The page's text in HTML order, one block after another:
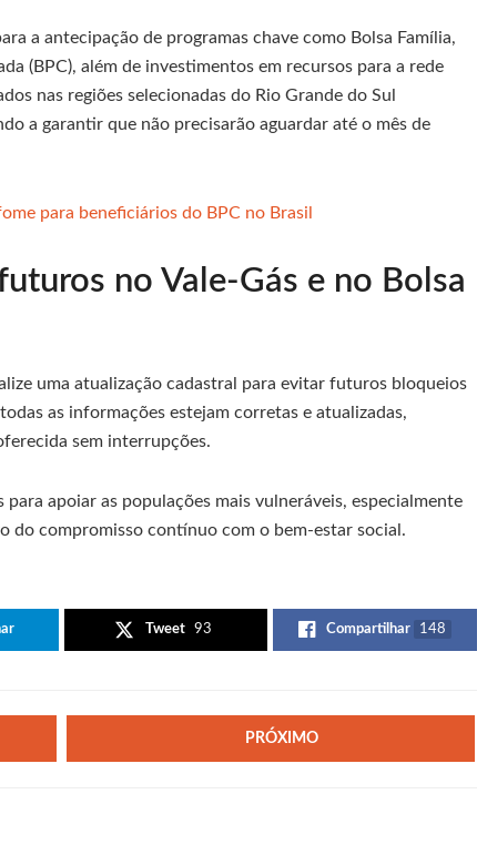
a antecipação de programas chave como Bolsa Família,
(BPC), além de investimentos em recursos para a rede
nas regiões selecionadas do Rio Grande do Sul
a garantir que não precisarão aguardar até o mês de
para beneficiários do BPC no Brasil
no Vale-Gás e no Bolsa
uma atualização cadastral para evitar futuros bloqueios
as informações estejam corretas e atualizadas,
sem interrupções.
apoiar as populações mais vulneráveis, especialmente
do compromisso contínuo com o bem-estar social.
Tweet 93 Compartilhar 148
PRÓXIMO